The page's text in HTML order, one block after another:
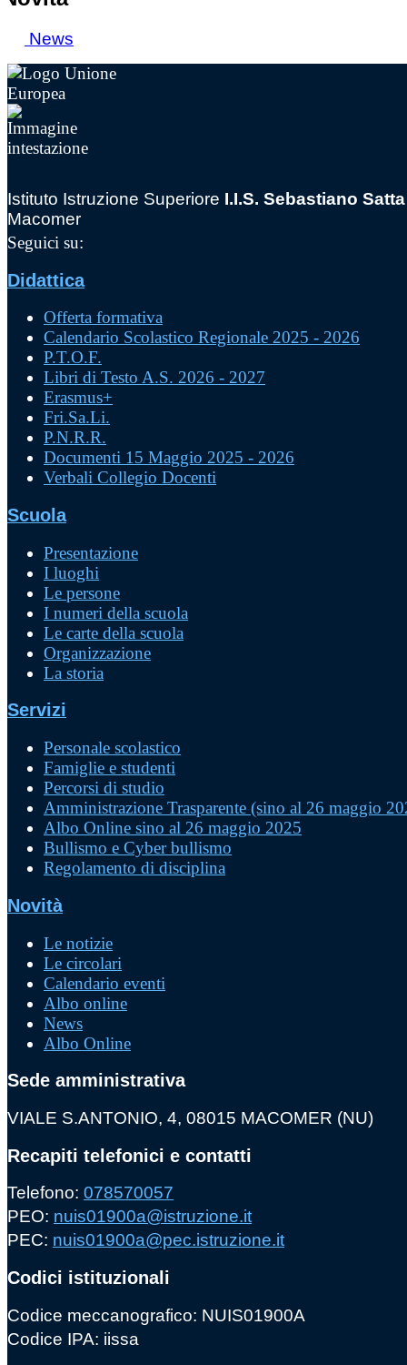
News
Istituto Istruzione Superiore I.I.S. Sebastiano Satta
Macomer
Seguici su:
Didattica
Offerta formativa
Calendario Scolastico Regionale 2025 - 2026
P.T.O.F.
Libri di Testo A.S. 2026 - 2027
Erasmus+
Fri.Sa.Li.
P.N.R.R.
Documenti 15 Maggio 2025 - 2026
Verbali Collegio Docenti
Scuola
Presentazione
I luoghi
Le persone
I numeri della scuola
Le carte della scuola
Organizzazione
La storia
Servizi
Personale scolastico
Famiglie e studenti
Percorsi di studio
Amministrazione Trasparente (sino al 26 maggio
Albo Online sino al 26 maggio 2025
Bullismo e Cyber bullismo
Regolamento di disciplina
Novità
Le notizie
Le circolari
Calendario eventi
Albo online
News
Albo Online
Sede amministrativa
VIALE S.ANTONIO, 4, 08015 MACOMER (NU)
Recapiti telefonici e contatti
Telefono: 078570057
PEO: nuis01900a@istruzione.it
PEC: nuis01900a@pec.istruzione.it
Codici istituzionali
Codice meccanografico: NUIS01900A
Codice IPA: iissa